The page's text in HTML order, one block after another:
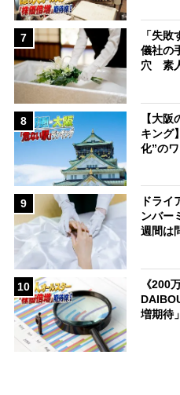
7
「失
儀社の
穴 素
8
【大
キング
化”の
9
ドライ
ンバー
週間は
10
《200
増期待